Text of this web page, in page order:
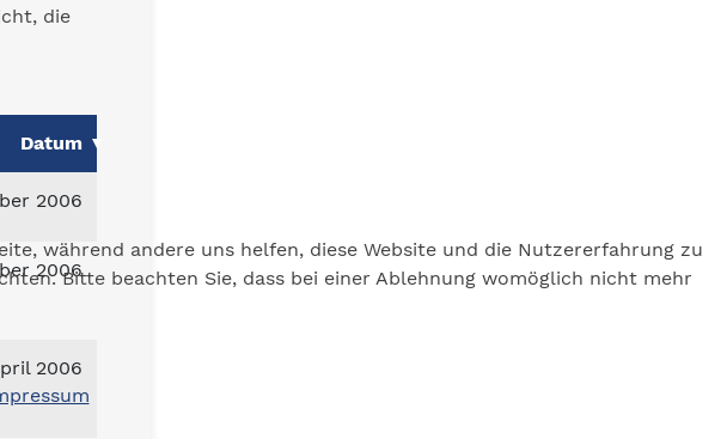
die
Datum
2006
2006
2006
während andere uns helfen, diese Website und die Nutzererfahrung zu
Bitte beachten Sie, dass bei einer Ablehnung womöglich nicht mehr